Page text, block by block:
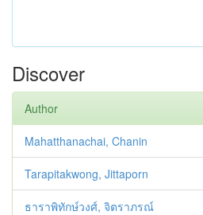
Discover
Author
Mahatthanachai, Chanin
Tarapitakwong, Jittaporn
ธาราพิทักษ์วงศ์, จิตราภรณ์